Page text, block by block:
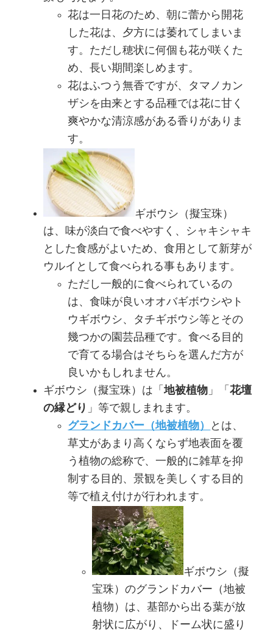
花は一日花のため、朝に蕾から開花
した花は、夕方には萎れてしまいま
す。ただし穂状に何個も花が咲くた
め、長い期間楽しめます。
花はふつう無香ですが、タマノカン
ザシを由来とする品種では花に甘く
爽やかな清涼感がある香りがありま
す。
ギボウシ（擬宝珠）
は、味が淡白で食べやすく、シャキシャキ
とした食感がよいため、食用として新芽が
ウルイとして食べられる事もあります。
ただし一般的に食べられているの
は、食味が良いオオバギボウシやト
ウギボウシ、タチギボウシ等とその
幾つかの園芸品種です。食べる目的
で育てる場合はそちらを選んだ方が
良いかもしれません。
ギボウシ（擬宝珠）は「地被植物 」「花壇
の縁どり 」等で親しまれます。
グランドカバー（地被植物）
とは、
草丈があまり高くならず地表面を覆
う植物の総称で、一般的に雑草を抑
制する目的、景観を美しくする目的
等で植え付けが行われます。
ギボウシ（擬
宝珠）のグランドカバー（地被
植物）は、基部から出る葉が放
射状に広がり、ドーム状に盛り